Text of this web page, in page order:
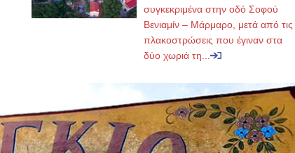
συγκεκριμένα στην οδό Σοφού
Βενιαμίν – Μάρμαρο, μετά από τις
πλακοστρώσεις που έγιναν στα
δύο χωριά τη...